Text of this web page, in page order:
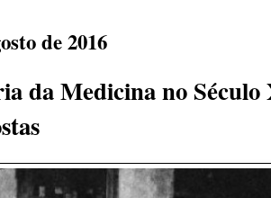
de 2016
da Medicina no Século